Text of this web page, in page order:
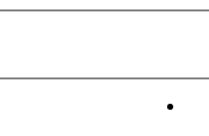
Энциклопедия кошек